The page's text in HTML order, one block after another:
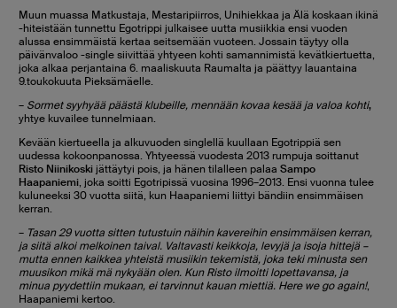
Muun muassa Matkustaja, Mestaripiirros, Unihiekkaa ja Älä koskaan ikinä
-hiteistään tunnettu Egotrippi julkaisee uutta musiikkia ensi vuoden
alussa ensimmäistä kertaa seitsemään vuoteen. Jossain täytyy olla
päivänvaloo -single siivittää yhtyeen kohti samannimistä kevätkiertuetta,
joka alkaa perjantaina 6. maaliskuuta Raumalta ja päättyy lauantaina
9.toukokuuta Pieksämäelle.
– Sormet syyhyää päästä klubeille, mennään kovaa kesää ja valoa kohti,
yhtye kuvailee tunnelmiaan.
Kevään kiertueella ja alkuvuoden singlellä kuullaan Egotrippiä sen
uudessa kokoonpanossa. Yhtyeessä vuodesta 2013 rumpuja soittanut
Risto Niinikoski jättäytyi pois, ja hänen tilalleen palaa Sampo
Haapaniemi, joka soitti Egotripissä vuosina 1996–2013. Ensi vuonna tulee
kuluneeksi 30 vuotta siitä, kun Haapaniemi liittyi bändiin ensimmäisen
kerran.
– Tasan 29 vuotta sitten tutustuin näihin kavereihin ensimmäisen kerran,
ja siitä alkoi melkoinen taival. Valtavasti keikkoja, levyjä ja isoja hittejä –
mutta ennen kaikkea yhteistä musiikin tekemistä, joka teki minusta sen
muusikon mikä mä nykyään olen. Kun Risto ilmoitti lopettavansa, ja
minua pyydettiin mukaan, ei tarvinnut kauan miettiä. Here we go again!,
Haapaniemi kertoo.